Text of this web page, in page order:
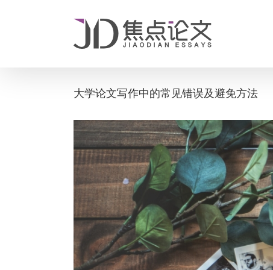
大学论文写作中的常见错误及避免方法
View
Larger
Image